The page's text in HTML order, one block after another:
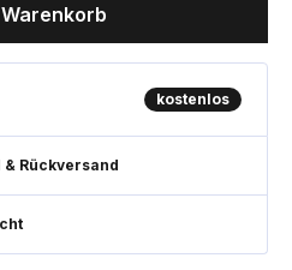
kostenlos
Rückversand